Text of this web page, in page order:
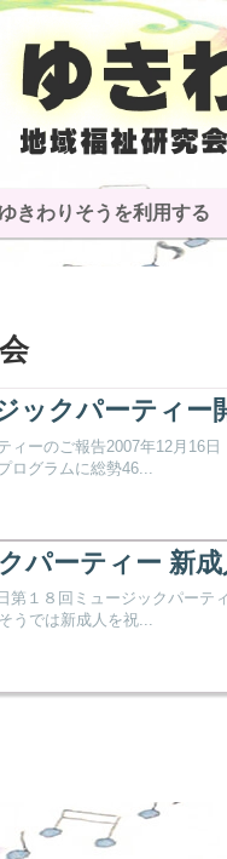
ゆきわりそうを利用する
ックパーティー
ィーのご報告2007年12月16
ログラムに総勢46...
パーティー 新
第１８回ミュージックパー
うでは新成人を祝...